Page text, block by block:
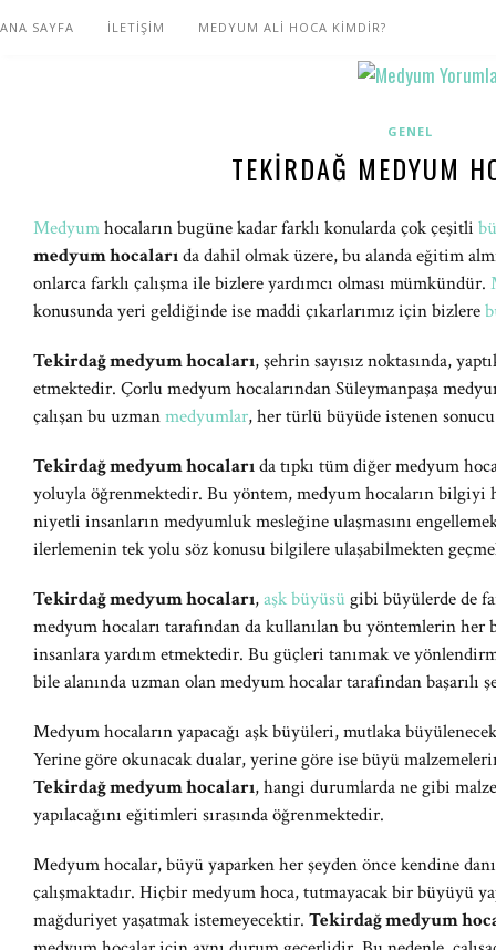
ANA SAYFA İLETİŞİM MEDYUM ALİ HOCA KİMDİR?
GENEL
TEKIRDAĞ MEDYUM
Medyumhocaların bugüne kadar farklı konularda çok çeşitli
medyum hocalarıda dahil olmak üzere, bu alanda eğitim
onlarca farklı çalışma ile bizlere yardımcı olması mümkündür.
konusunda yeri geldiğinde ise maddi çıkarlarımız için bizlere
Tekirdağ medyum hocaları, şehrin sayısız noktasında,
etmektedir. Çorlu medyum hocalarından Süleymanpaşa
çalışan bu uzmanmedyumlar, her türlü büyüde istenen sonucu
Tekirdağ medyum hocalarıda tıpkı tüm diğer medyum
yoluyla öğrenmektedir. Bu yöntem, medyum hocaların bilgiyi
niyetli insanların medyumluk mesleğine ulaşmasını
ilerlemenin tek yolu söz konusu bilgilere ulaşabilmekten
Tekirdağ medyum hocaları,aşk büyüsü gibi büyülerde de
medyum hocaları tarafından da kullanılan bu yöntemlerin
insanlara yardım etmektedir. Bu güçleri tanımak ve
bile alanında uzman olan medyum hocalar tarafından
Medyum hocaların yapacağı aşk büyüleri, mutlaka
Yerine göre okunacak dualar, yerine göre ise büyü
Tekirdağ medyum hocaları, hangi durumlarda ne gibi
yapılacağını eğitimleri sırasında öğrenmektedir.
Medyum hocalar, büyü yaparken her şeyden önce kendine
çalışmaktadır. Hiçbir medyum hoca, tutmayacak bir büyüyü
mağduriyet yaşatmak istemeyecektir. Tekirdağ medyum